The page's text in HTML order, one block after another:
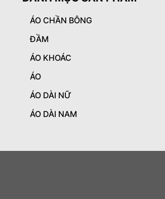
ÁO CHẦN BÔNG
ĐẦM
ÁO KHOÁC
ÁO
ÁO DÀI NỮ
ÁO DÀI NAM